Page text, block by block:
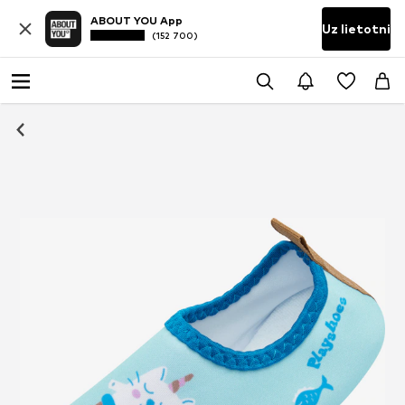
ABOUT YOU App
(152 700) Uz lietotni